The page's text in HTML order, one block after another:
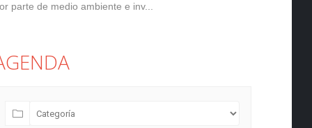
parte de medio ambiente e inv...